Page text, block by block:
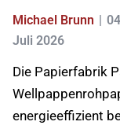
Michael Brunn
Juli 2026
Die Papierfabrik
energieeffizient